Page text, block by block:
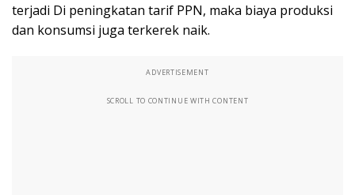
terjadi Di peningkatan tarif PPN, maka biaya produksi
dan konsumsi juga terkerek naik.
ADVERTISEMENT
SCROLL TO CONTINUE WITH CONTENT